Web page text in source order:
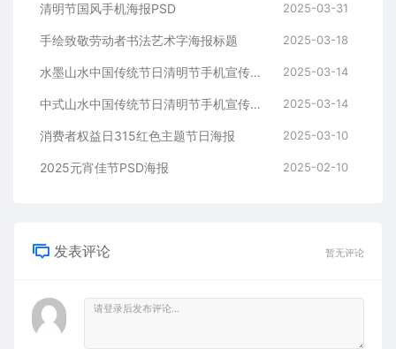
清明节国风手机海报PSD 2025-03-31
手绘致敬劳动者书法艺术字海报标题 2025-03-18
水墨山水中国传统节日清明节手机宣传海报 2025-03-14
中式山水中国传统节日清明节手机宣传海报 2025-03-14
消费者权益日315红色主题节日海报 2025-03-10
2025元宵佳节PSD海报 2025-02-10
发表评论 暂无评论